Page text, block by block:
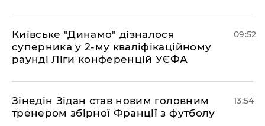
Київське "Динамо" дізналося
суперника у 2-му кваліфікаційному
раунді Ліги конференцій УЄФА
09:52
​Зінедін Зідан став новим головним
тренером збірної Франції з футболу
13:54